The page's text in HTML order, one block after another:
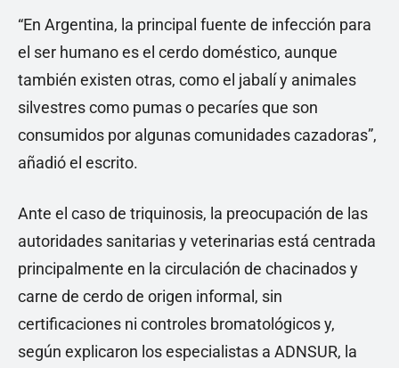
“En Argentina, la principal fuente de infección para
el ser humano es el cerdo doméstico, aunque
también existen otras, como el jabalí y animales
silvestres como pumas o pecaríes que son
consumidos por algunas comunidades cazadoras”,
añadió el escrito.
Ante el caso de triquinosis, la preocupación de las
autoridades sanitarias y veterinarias está centrada
principalmente en la circulación de chacinados y
carne de cerdo de origen informal, sin
certificaciones ni controles bromatológicos y,
según explicaron los especialistas a ADNSUR, la